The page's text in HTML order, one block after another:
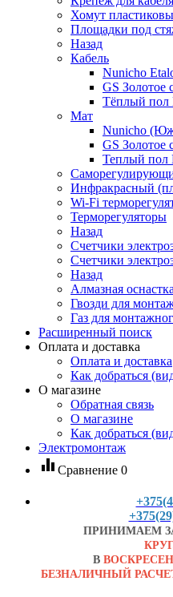
Хомут
Площадки под
Назад
Кабель
Nunicho
GS Золотое
Тёплый
Мат
Nunicho
GS Золотое
Теплый
Инфракрасный
Wi-Fi
Терморегуляторы
Назад
Счетчики
Счетчики
Назад
Алмазная оснастка
Гвозди для
Газ для
Расширенный поиск
Оплата и доставка
Оплата и доставка
Как добраться
О магазине
Обратная связь
О магазине
Как добраться
Электромонтаж
equalizer Сравнение 0
ПРИНИМАЕМ
В
БЕЗНАЛИЧНЫЙ